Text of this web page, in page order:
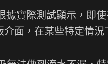
據實際測試顯示，即
面，在某些特定情